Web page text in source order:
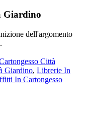
Giardino
dell'argomento
Città
Giardino, Librerie In
In Cartongesso